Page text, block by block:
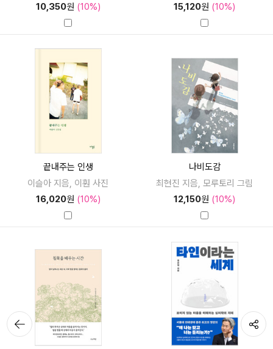
10,350원 (10%)
15,120원 (10%)
끝내주는 인생
이슬아 지음, 이훤 사진
16,020원 (10%)
나비도감
최현진 지음, 모루토리 그림
12,150원 (10%)
뒤로가
기